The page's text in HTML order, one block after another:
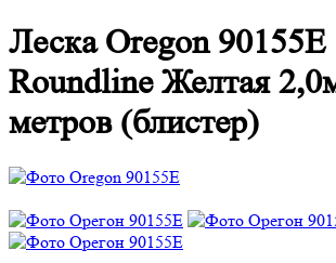
Леска Oregon 90155E
Roundline Желтая
метров (блистер)